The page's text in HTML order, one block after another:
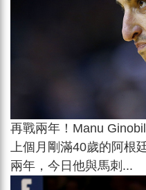
再戰兩年！Manu
上個月剛滿40歲的阿根
兩年，今日他與馬刺...